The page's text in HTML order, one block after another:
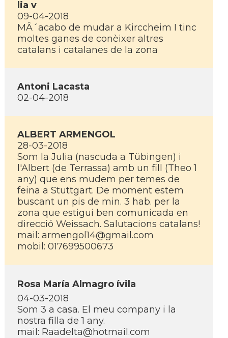
lia v
09-04-2018
MÂ´acabo de mudar a Kirccheim I tinc
moltes ganes de conèixer altres
catalans i catalanes de la zona
Antoni Lacasta
02-04-2018
ALBERT ARMENGOL
28-03-2018
Som la Julia (nascuda a Tübingen) i
l'Albert (de Terrassa) amb un fill (Theo 1
any) que ens mudem per temes de
feina a Stuttgart. De moment estem
buscant un pis de min. 3 hab. per la
zona que estigui ben comunicada en
direcció Weissach. Salutacions catalans!
mail: armengol14@gmail.com
mobil: 017699500673
Rosa Marí­a Almagro ívila
04-03-2018
Som 3 a casa. El meu company i la
nostra filla de 1 any.
mail: Raadelta@hotmail.com